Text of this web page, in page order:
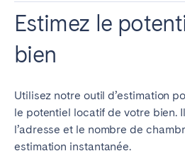
Estimez le
bien
Utilisez notre outil d’estimation
le potentiel locatif de votre bien.
l’adresse et le nombre de
estimation instantanée.